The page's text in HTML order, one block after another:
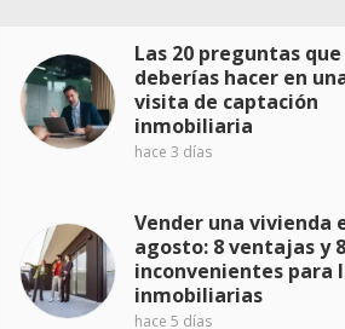
Las 20 preguntas que
deberías hacer en
visita de captación
inmobiliaria
hace 3 días
Vender una vivienda
agosto: 8 ventajas y 8
inconvenientes para
inmobiliarias
hace 5 días